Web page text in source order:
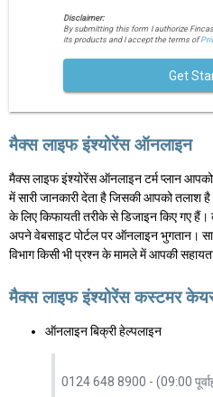
Disclaimer:
By submitting this form I authorize
its products and I accept the terms of
Get
मैक्स लाइफ इंश्योरेंस ऑनलाइन
मैक्स लाइफ इंश्योरेंस ऑनलाइन टर्म प्लान
में सारी जानकारी देता है जिसकी आपको तलाश
के लिए किफायती तरीके से डिजाइन किए गए
अपने वेबसाइट पोर्टल पर ऑनलाइन भुगतान।
विभाग किसी भी प्रश्न के मामले में आपकी
मैक्स लाइफ इंश्योरेंस कस्टमर केयर
ऑनलाइन बिक्री हेल्पलाइन
0124 648 8900 - (09:00